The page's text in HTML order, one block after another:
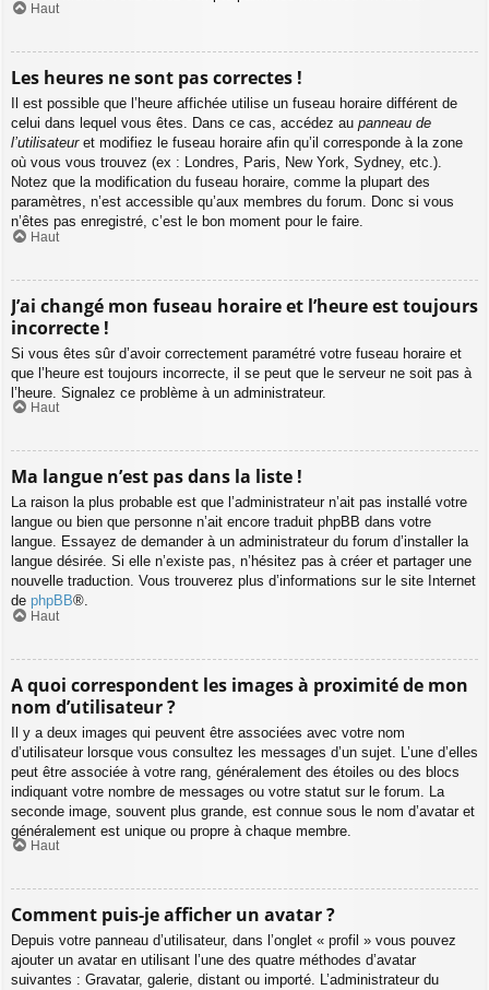
Haut
Les heures ne sont pas correctes !
Il est possible que l’heure affichée utilise un fuseau horaire différent de
celui dans lequel vous êtes. Dans ce cas, accédez au panneau de
l’utilisateuret modifiez le fuseau horaire afin qu’il corresponde à la zone
où vous vous trouvez (ex : Londres, Paris, New York, Sydney, etc.).
Notez que la modification du fuseau horaire, comme la plupart des
paramètres, n’est accessible qu’aux membres du forum. Donc si vous
n’êtes pas enregistré, c’est le bon moment pour le faire.
Haut
J’ai changé mon fuseau horaire et l’heure est toujours
incorrecte !
Si vous êtes sûr d’avoir correctement paramétré votre fuseau horaire et
que l’heure est toujours incorrecte, il se peut que le serveur ne soit pas à
l’heure. Signalez ce problème à un administrateur.
Haut
Ma langue n’est pas dans la liste !
La raison la plus probable est que l’administrateur n’ait pas installé votre
langue ou bien que personne n’ait encore traduit phpBB dans votre
langue. Essayez de demander à un administrateur du forum d’installer la
langue désirée. Si elle n’existe pas, n’hésitez pas à créer et partager une
nouvelle traduction. Vous trouverez plus d’informations sur le site Internet
de phpBB®.
Haut
A quoi correspondent les images à proximité de mon
nom d’utilisateur ?
Il y a deux images qui peuvent être associées avec votre nom
d’utilisateur lorsque vous consultez les messages d’un sujet. L’une d’elles
peut être associée à votre rang, généralement des étoiles ou des blocs
indiquant votre nombre de messages ou votre statut sur le forum. La
seconde image, souvent plus grande, est connue sous le nom d’avatar et
généralement est unique ou propre à chaque membre.
Haut
Comment puis-je afficher un avatar ?
Depuis votre panneau d’utilisateur, dans l’onglet « profil » vous pouvez
ajouter un avatar en utilisant l’une des quatre méthodes d’avatar
suivantes : Gravatar, galerie, distant ou importé. L’administrateur du